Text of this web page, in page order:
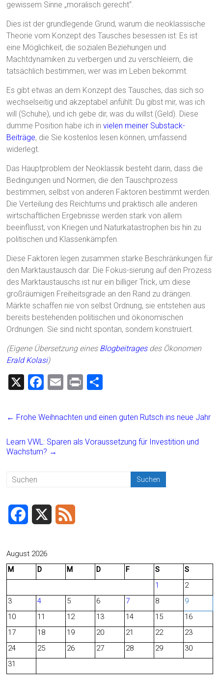
gewissem Sinne „moralisch gerecht“.
Dies ist der grundlegende Grund, warum die neoklassische
Theorie vom Konzept des Tausches besessen ist: Es ist
eine Möglichkeit, die sozialen Beziehungen und
Machtdynamiken zu verbergen und zu verschleiern, die
tatsächlich bestimmen, wer was im Leben bekommt.
Es gibt etwas an dem Konzept des Tausches, das sich so
wechselseitig und akzeptabel anfühlt: Du gibst mir, was ich
will (Schuhe), und ich gebe dir, was du willst (Geld). Diese
dumme Position habe ich invielen meiner Substack-
Beiträge, die Sie kostenlos lesen können, umfassend
widerlegt.
Das Hauptproblem der Neoklassik besteht darin, dass die
Bedingungen und Normen, die den Tauschprozess
bestimmen, selbst von anderen Faktoren bestimmt werden.
Die Verteilung des Reichtums und praktisch alle anderen
wirtschaftlichen Ergebnisse werden stark von allem
beeinflusst, von Kriegen und Naturkatastrophen bis hin zu
politischen und Klassenkämpfen.
Diese Faktoren legen zusammen starke Beschränkungen für
den Marktaustausch dar. Die Fokus-sierung auf den Prozess
des Marktaustauschs ist nur ein billiger Trick, um diese
großräumigen Freiheitsgrade an den Rand zu drängen.
Märkte schaffen nie von selbst Ordnung, sie entstehen aus
bereits bestehenden politischen und ökonomischen
Ordnungen. Sie sind nicht spontan, sondern konstruiert.
(Eigene Übersetzung eines Blogbeitragesdes Ökonomen
Erald Kolasi)
X
F
ce
o
E
ai
Pr
t
e
← Frohe Weihnachten und einen guten Rutsch ins neue Jahr
Learn VWL: Sparen als Voraussetzung für Investition und
Wachstum? →
c
b
o
August 2026
M
D M D F S
S
1
2
3
4 5 6 7 8
9
10
11 12 13 14 15
16
17
18 19 20 21 22
23
24
25 26 27 28 29
30
31